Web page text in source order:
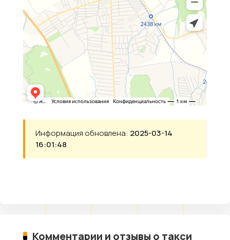
Информация обновлена: 2025-03-14
16:01:48
Комментарии и отзывы о такси